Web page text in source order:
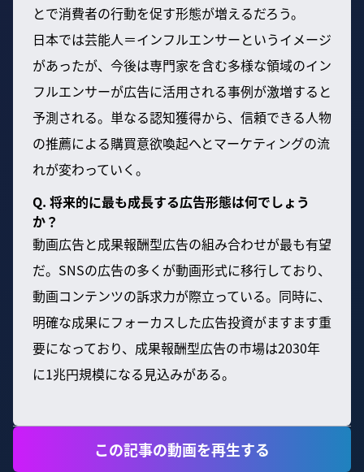
とで消費者の行動を促す形態が増えるだろう。
日本では芸能人＝インフルエンサーというイメージ
があったが、今後は専門家を含む多様な領域のイン
フルエンサーが広告に活用される事例が激増すると
予測される。単なる認知獲得から、信頼できる人物
の推薦による購買意欲喚起へとマーケティングの流
れが変わっていく。
Q. 将来的に最も成長する広告形態は何でしょう
か？
動画広告と成果報酬型広告の組み合わせが最も有望
だ。SNSの広告の多くが動画形式に移行しており、
動画コンテンツの訴求力が際立っている。同時に、
明確な成果にフォーカスした広告投資がますます重
要になっており、成果報酬型広告の市場は2030年
に1兆円規模になる見込みがある。
この記事の動画を再生する